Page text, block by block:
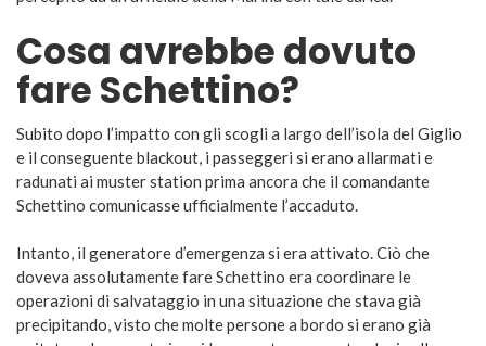
Cosa avrebbe dovuto
fare Schettino?
Subito dopo l’impatto con gli scogli a largo dell’isola del Giglio
e il conseguente blackout, i passeggeri si erano allarmati e
radunati ai muster station prima ancora che il comandante
Schettino comunicasse ufficialmente l’accaduto.
Intanto, il generatore d’emergenza si era attivato. Ciò che
doveva assolutamente fare Schettino era coordinare le
operazioni di salvataggio in una situazione che stava già
precipitando, visto che molte persone a bordo si erano già